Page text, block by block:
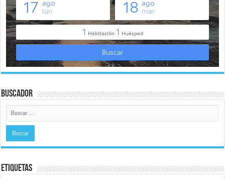
Buscador
Etiquetas